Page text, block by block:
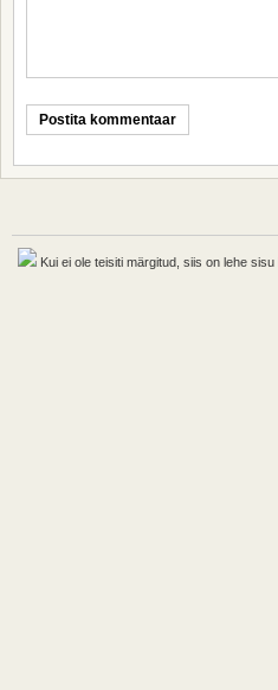
Kui ei ole teisiti märgitud, siis on lehe